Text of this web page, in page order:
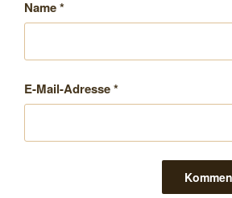
Name*
E-Mail-Adresse*